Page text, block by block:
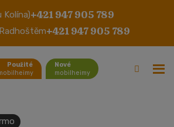
Kolína)+421 947 905 789
+421 947 905 789
Použité
Nové
mobilheimy
Novella